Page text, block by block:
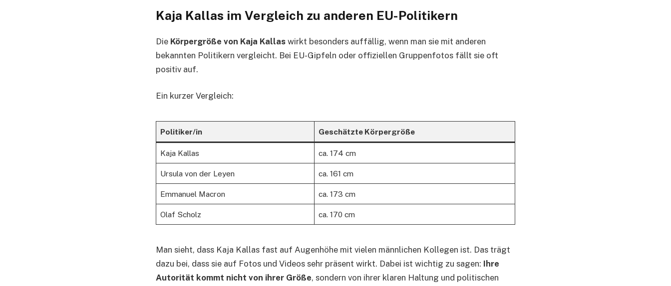
Kaja Kallas im Vergleich zu anderen EU-Politikern
Die Körpergröße von Kaja Kallas wirkt besonders auffällig, wenn man sie mit anderen
bekannten Politikern vergleicht. Bei EU-Gipfeln oder offiziellen Gruppenfotos fällt sie oft
positiv auf.
Ein kurzer Vergleich:
Politiker/in Geschätzte Körpergröße
Kaja Kallas ca. 174 cm
Ursula von der Leyen ca. 161 cm
Emmanuel Macron ca. 173 cm
Olaf Scholz ca. 170 cm
Man sieht, dass Kaja Kallas fast auf Augenhöhe mit vielen männlichen Kollegen ist. Das trägt
dazu bei, dass sie auf Fotos und Videos sehr präsent wirkt. Dabei ist wichtig zu sagen: Ihre
Autorität kommt nicht von ihrer Größe, sondern von ihrer klaren Haltung und politischen